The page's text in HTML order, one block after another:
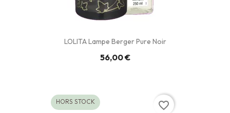
LOLITA Lampe Berger Pure Noir
56,00 €
HORS STOCK favorite_border